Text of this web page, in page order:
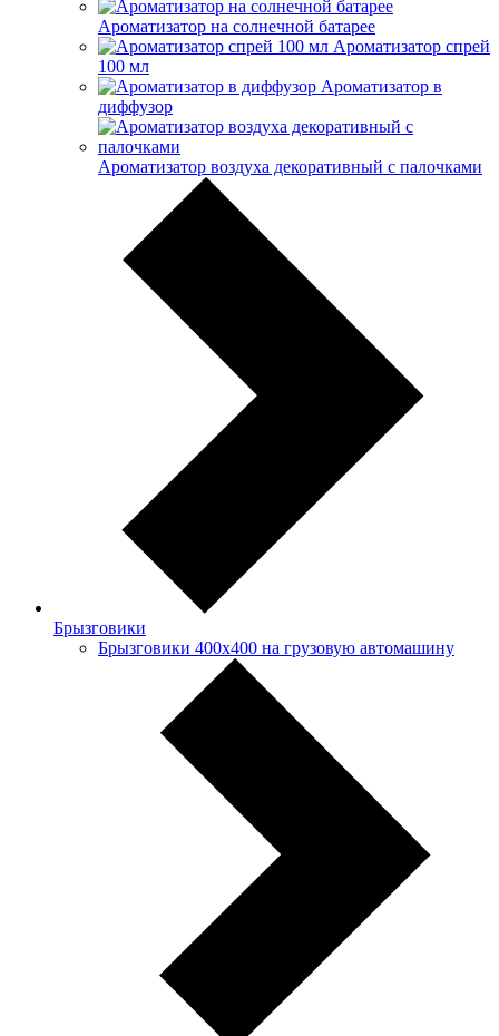
Ароматизатор на солнечной батарее
Ароматизатор спрей
100 мл
Ароматизатор в
диффузор
Ароматизатор воздуха декоративный с палочками
Брызговики
Брызговики 400х400 на грузовую автомашину